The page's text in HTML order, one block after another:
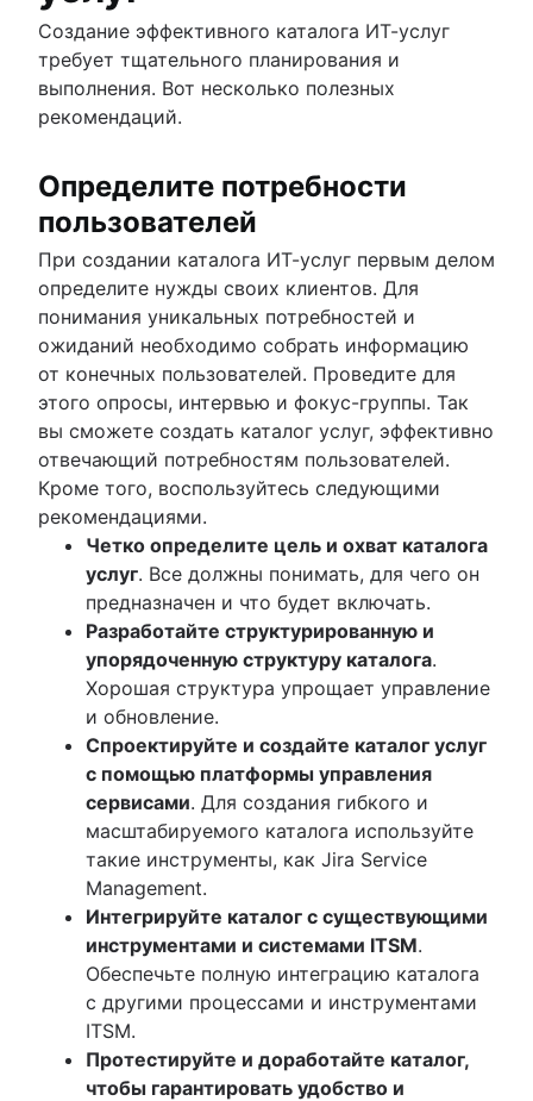
Создание эффективного каталога ИТ-услуг
требует тщательного планирования и
выполнения. Вот несколько полезных
рекомендаций.
Определите потребности
пользователей
При создании каталога ИТ-услуг первым делом
определите нужды своих клиентов. Для
понимания уникальных потребностей и
ожиданий необходимо собрать информацию
от конечных пользователей. Проведите для
этого опросы, интервью и фокус-группы. Так
вы сможете создать каталог услуг, эффективно
отвечающий потребностям пользователей.
Кроме того, воспользуйтесь следующими
рекомендациями.
Четко определите цель и охват каталога
услуг. Все должны понимать, для чего он
предназначен и что будет включать.
Разработайте структурированную и
упорядоченную структуру каталога.
Хорошая структура упрощает управление
и обновление.
Спроектируйте и создайте каталог услуг
с помощью платформы управления
сервисами. Для создания гибкого и
масштабируемого каталога используйте
такие инструменты, как Jira Service
Management.
Интегрируйте каталог с существующими
инструментами и системами ITSM.
Обеспечьте полную интеграцию каталога
с другими процессами и инструментами
ITSM.
Протестируйте и доработайте каталог,
чтобы гарантировать удобство и